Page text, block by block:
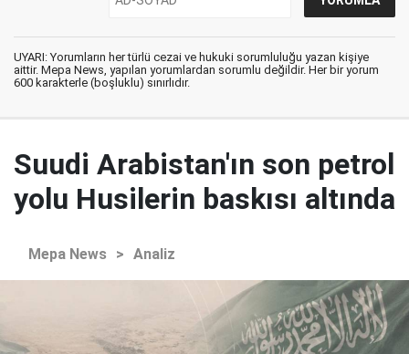
UYARI: Yorumların her türlü cezai ve hukuki sorumluluğu yazan kişiye
aittir. Mepa News, yapılan yorumlardan sorumlu değildir. Her bir yorum
600 karakterle (boşluklu) sınırlıdır.
Suudi Arabistan'ın son petrol
yolu Husilerin baskısı altında
Mepa News > Analiz